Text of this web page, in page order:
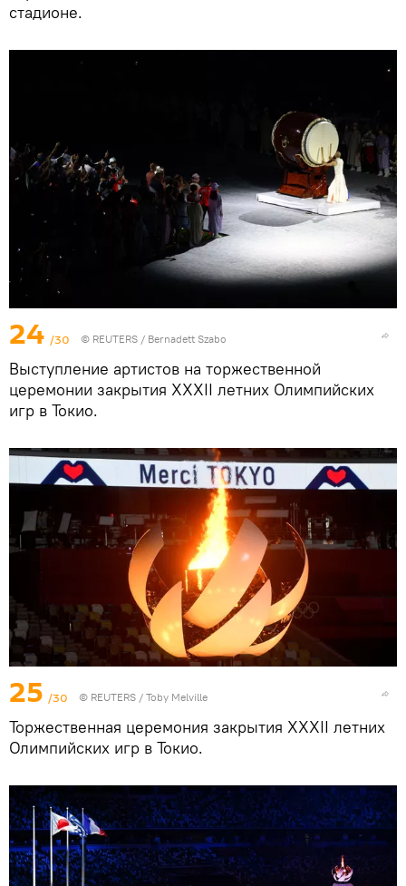
стадионе.
24 /30 © REUTERS / Bernadett Szabo
Выступление артистов на торжественной
церемонии закрытия XXXII летних Олимпийских
игр в Токио.
25 /30 © REUTERS / Toby Melville
Торжественная церемония закрытия XXXII летних
Олимпийских игр в Токио.